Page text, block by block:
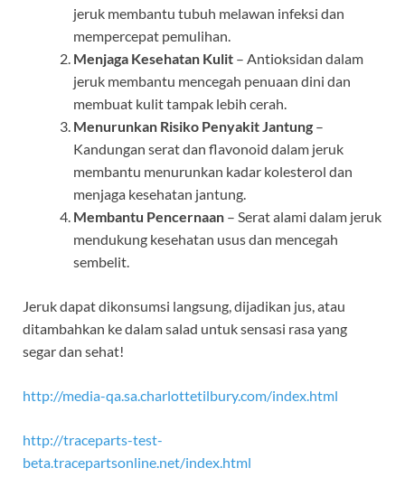
jeruk membantu tubuh melawan infeksi dan
mempercepat pemulihan.
Menjaga Kesehatan Kulit – Antioksidan dalam
jeruk membantu mencegah penuaan dini dan
membuat kulit tampak lebih cerah.
Menurunkan Risiko Penyakit Jantung –
Kandungan serat dan flavonoid dalam jeruk
membantu menurunkan kadar kolesterol dan
menjaga kesehatan jantung.
Membantu Pencernaan – Serat alami dalam jeruk
mendukung kesehatan usus dan mencegah
sembelit.
Jeruk dapat dikonsumsi langsung, dijadikan jus, atau
ditambahkan ke dalam salad untuk sensasi rasa yang
segar dan sehat!
http://media-qa.sa.charlottetilbury.com/index.html
http://traceparts-test-
beta.tracepartsonline.net/index.html